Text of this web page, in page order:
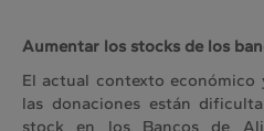
Aumentar los stocks de los
El actual contexto económico
las donaciones están